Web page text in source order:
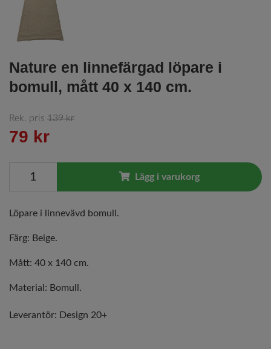
Nature en linnefärgad löpare i
bomull, mått 40 x 140 cm.
Rek. pris 139 kr
79 kr
Lägg i varukorg
Löpare i linnevävd bomull.
Färg: Beige.
Mått: 40 x 140 cm.
Material: Bomull.
Leverantör: Design 20+